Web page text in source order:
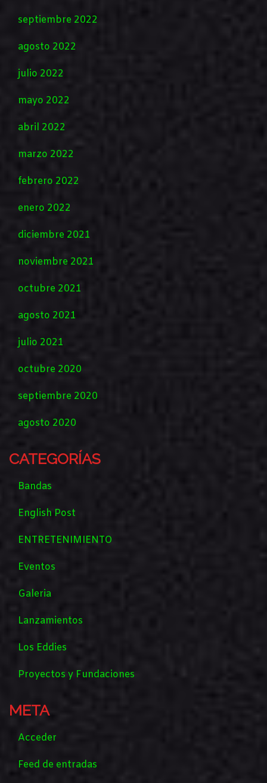
septiembre 2022
agosto 2022
julio 2022
mayo 2022
abril 2022
marzo 2022
febrero 2022
enero 2022
diciembre 2021
noviembre 2021
octubre 2021
agosto 2021
julio 2021
octubre 2020
septiembre 2020
agosto 2020
CATEGORÍAS
Bandas
English Post
ENTRETENIMIENTO
Eventos
Galeria
Lanzamientos
Los Eddies
Proyectos y Fundaciones
META
Acceder
Feed de entradas